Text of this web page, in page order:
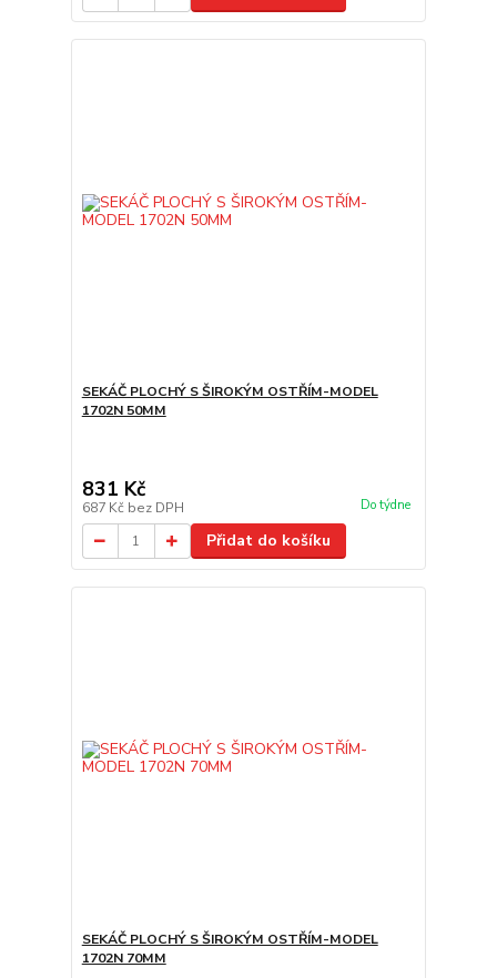
SEKÁČ PLOCHÝ S ŠIROKÝM OSTŘÍM-MODEL
1702N 50MM
831 Kč
687 Kč bez DPH Do týdne
Přidat do košíku
SEKÁČ PLOCHÝ S ŠIROKÝM OSTŘÍM-MODEL
1702N 70MM